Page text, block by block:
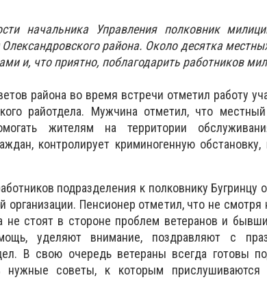
начальника Управления полковник
района. Около десятка
и, что приятно, поблагодарить работников
района во время встречи отметил работу
райотдела. Мужчина отметил, что
жителям на территории
контролирует криминогенную обстановку,
подразделения к полковнику Бугринцу
организации. Пенсионер отметил, что не смотря
не стоят в стороне проблем ветеранов и
уделяют внимание, поздравляют с
В свою очередь ветераны всегда готовы
нужные советы, к которым прислушиваются